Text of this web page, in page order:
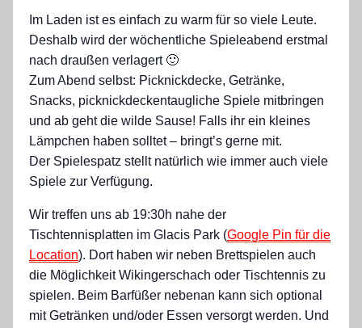
Im Laden ist es einfach zu warm für so viele Leute.
Deshalb wird der wöchentliche Spieleabend erstmal
nach draußen verlagert 🙂
Zum Abend selbst: Picknickdecke, Getränke,
Snacks, picknickdeckentaugliche Spiele mitbringen
und ab geht die wilde Sause! Falls ihr ein kleines
Lämpchen haben solltet – bringt’s gerne mit.
Der Spielespatz stellt natürlich wie immer auch viele
Spiele zur Verfügung.
Wir treffen uns ab 19:30h nahe der
Tischtennisplatten im Glacis Park (Google Pin für die
Location). Dort haben wir neben Brettspielen auch
die Möglichkeit Wikingerschach oder Tischtennis zu
spielen. Beim Barfüßer nebenan kann sich optional
mit Getränken und/oder Essen versorgt werden. Und